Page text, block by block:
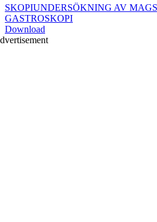
SKOPIUNDERSÖKNING AV
GASTROSKOPI
Download